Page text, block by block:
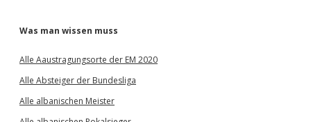
Was man wissen muss
Alle Aaustragungsorte der EM 2020
Alle Absteiger der Bundesliga
Alle albanischen Meister